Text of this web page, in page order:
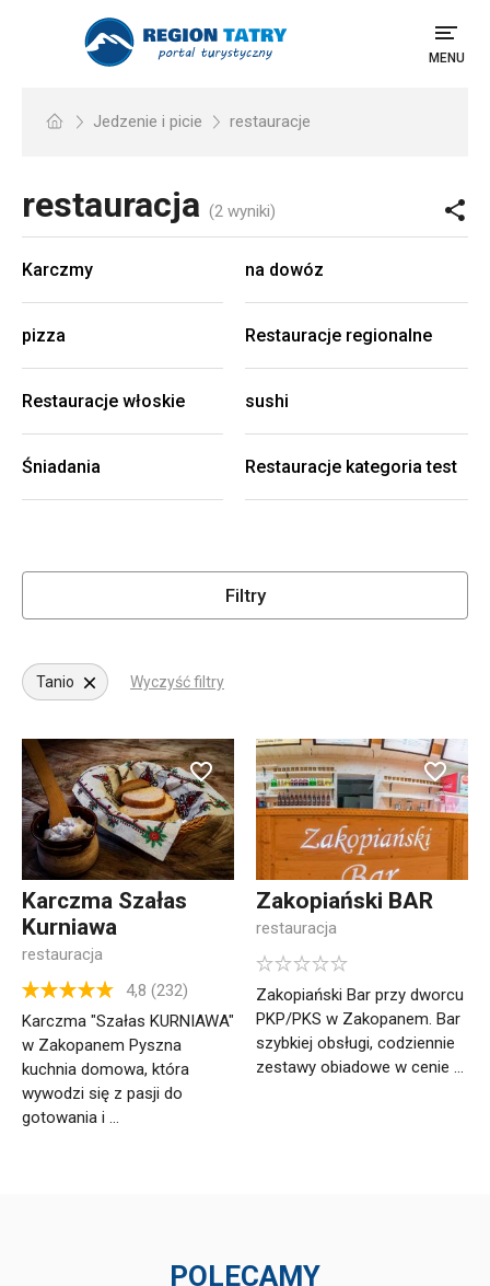
MENU
Jedzenie i picie restauracje
restauracja (2 wyniki)
Karczmy na dowóz
pizza Restauracje regionalne
Restauracje włoskie sushi
Śniadania Restauracje kategoria test
Filtry
Tanio Wyczyść filtry
Karczma Szałas
Kurniawa
restauracja
4,8 (232)
Karczma "Szałas KURNIAWA"
w Zakopanem Pyszna
kuchnia domowa, która
wywodzi się z pasji do
gotowania i ...
Zakopiański BAR
restauracja
Zakopiański Bar przy dworcu
PKP/PKS w Zakopanem. Bar
szybkiej obsługi, codziennie
zestawy obiadowe w cenie ...
POLECAMY